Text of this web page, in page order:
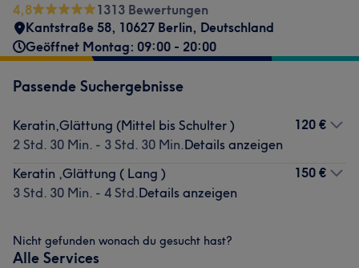
4,8
1313 Bewertungen
Kantstraße 58, 10627 Berlin, Deutschland
Geöffnet Montag: 09:00 - 20:00
Passende Suchergebnisse
Keratin,Glättung (Mittel bis Schulter )
2 Std. 30 Min. - 3 Std. 30 Min.Details anzeigen
120 €
Keratin ,Glättung ( Lang )
3 Std. 30 Min. - 4 Std.Details anzeigen
150 €
Nicht gefunden wonach du gesucht hast?
Alle Services